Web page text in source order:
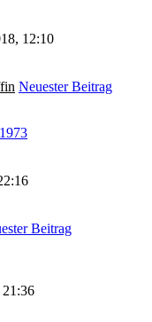
12:10
Neuester Beitrag
Beitrag